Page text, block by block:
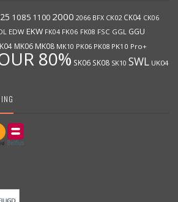
1085 1100 2000 2066 BFX CK02 CK04 CK06
EDW EKW FK04 FK06 FK08 FSC GGL GGU
MK06 MK08 MK10 PK06 PK08 PK10 Pro+
80% SK06 SK08 SK10 SWL UK04